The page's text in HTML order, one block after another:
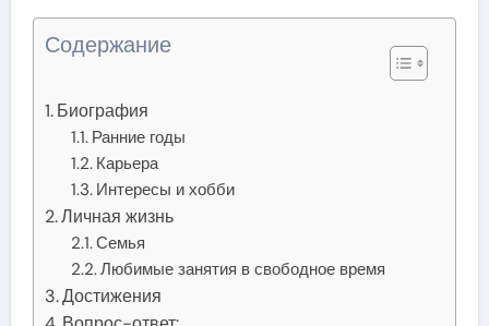
Содержание
Биография
Ранние годы
Карьера
Интересы и хобби
Личная жизнь
Семья
Любимые занятия в свободное время
Достижения